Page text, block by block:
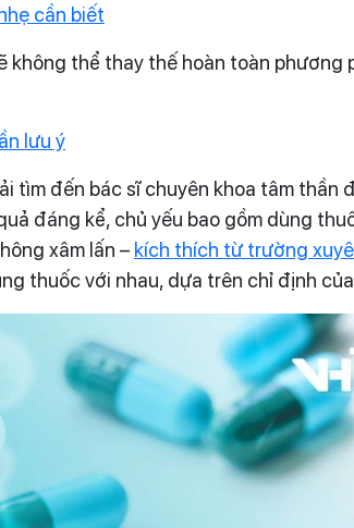
cần biết
không thể thay thế hoàn toàn
lưu ý
tìm đến bác sĩ chuyên khoa tâm
đáng kể, chủ yếu bao gồm dùng
xâm lấn – kích thích từ trường
thuốc với nhau, dựa trên chỉ định